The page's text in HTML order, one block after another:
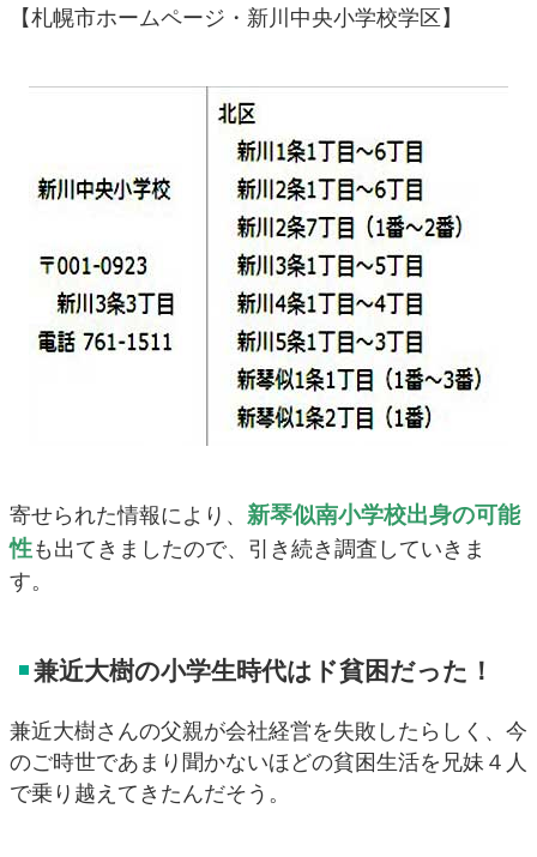
【札幌市ホームページ・新川中央小学校学区】
寄せられた情報により、 新琴似南小学校出身の可能
性も出てきましたので、引き続き調査していきま
す。
兼近大樹の小学生時代はド貧困だった！
兼近大樹さんの父親が会社経営を失敗したらしく、今
のご時世であまり聞かないほどの貧困生活を兄妹４人
で乗り越えてきたんだそう。